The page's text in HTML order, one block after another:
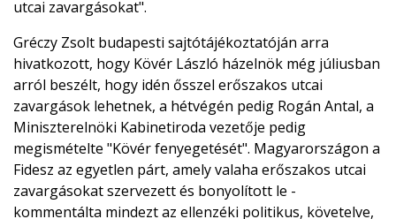
utcai zavargásokat".
Gréczy Zsolt budapesti sajtótájékoztatóján arra
hivatkozott, hogy Kövér László házelnök még júliusban
arról beszélt, hogy idén ősszel erőszakos utcai
zavargások lehetnek, a hétvégén pedig Rogán Antal, a
Miniszterelnöki Kabinetiroda vezetője pedig
megismételte "Kövér fenyegetését". Magyarországon a
Fidesz az egyetlen párt, amely valaha erőszakos utcai
zavargásokat szervezett és bonyolított le -
kommentálta mindezt az ellenzéki politikus, követelve,